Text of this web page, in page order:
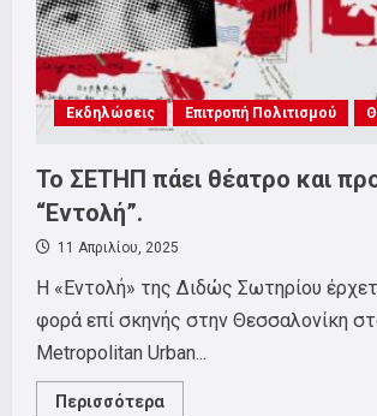
για
συμμετοχή!
Εκδηλώσεις Επιτροπή Πολιτισμού
Το ΣΕΤΗΠ πάει θέατρο και
“Εντολή”.
11 Απριλίου, 2025
Η «Εντολή» της Διδώς Σωτηρίου
φορά επί σκηνής στην Θεσσαλονίκη
Metropolitan Urban...
Περισσότερα